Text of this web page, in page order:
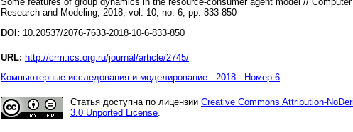
Research and Modeling, 2018, vol. 10, no. 6, pp. 833-850
DOI: 10.20537/2076-7633-2018-10-6-833-850
URL: http://crm.ics.org.ru/journal/article/2745/
Компьютерные исследования и моделирование - 2018 - Номер 6
Статья доступна по лицензии Creative Commons Attribution-
3.0 Unported License